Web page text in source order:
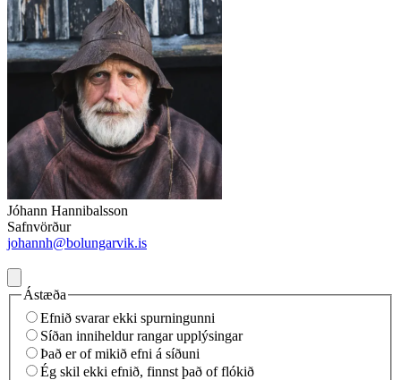
Jóhann Hannibalsson
Safnvörður
johannh@bolungarvik.is
Ástæða
Efnið svarar ekki spurningunni
Síðan inniheldur rangar upplýsingar
Það er of mikið efni á síðuni
Ég skil ekki efnið, finnst það of flókið